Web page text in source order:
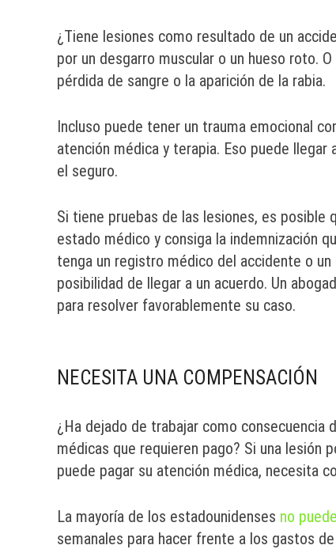
¿Tiene lesiones como resultado de un
por un desgarro muscular o un hueso roto.
pérdida de sangre o la aparición de la rabia.
Incluso puede tener un trauma emocional
atención médica y terapia. Eso puede
el seguro.
Si tiene pruebas de las lesiones, es posible
estado médico y consiga la indemnización
tenga un registro médico del accidente o un
posibilidad de llegar a un acuerdo. Un
para resolver favorablemente su caso.
NECESITA UNA COMPENSACIÓN
¿Ha dejado de trabajar como
médicas que requieren pago? Si una lesión
puede pagar su atención médica, necesita
La mayoría de los estadounidenses no
semanales para hacer frente a los gastos